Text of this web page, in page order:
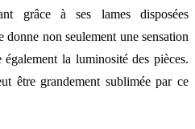
grâce à ses lames disposées
non seulement une sensation
la luminosité des pièces.
être grandement sublimée par ce